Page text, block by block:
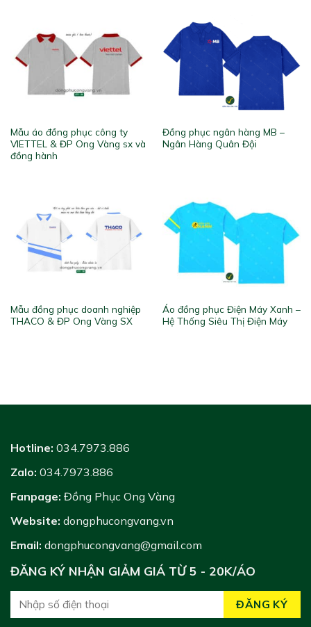
Mẫu áo đồng phục công ty
VIETTEL & ĐP Ong Vàng sx và
đồng hành
Đồng phục ngân hàng MB –
Ngân Hàng Quân Đội
Mẫu đồng phục doanh nghiệp
THACO & ĐP Ong Vàng SX
Áo đồng phục Điện Máy Xanh –
Hệ Thống Siêu Thị Điện Máy
Hotline: 034.7973.886
Zalo: 034.7973.886
Fanpage: Đồng Phục Ong Vàng
Website: dongphucongvang.vn
Email: dongphucongvang@gmail.com
ĐĂNG KÝ NHẬN GIẢM GIÁ TỪ 5 - 20K/ÁO